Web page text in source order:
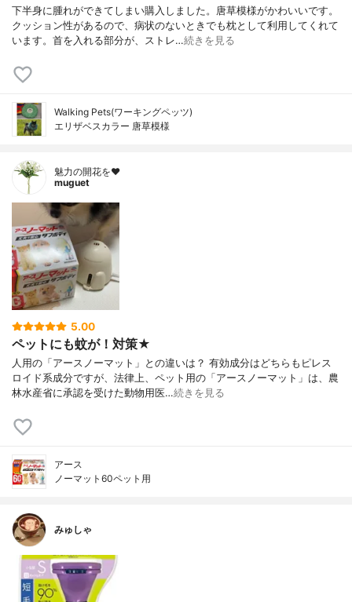
下半身に腫れができてしまい購入しました。唐草模様がかわいいです。
クッション性があるので、病状のないときでも枕として利用してくれて
います。首を入れる部分が、ストレ…続きを見る
Walking Pets(ワーキングペッツ)
エリザベスカラー 唐草模様
魅力の開花を❤︎
muguet
5.00
ペットにも蚊が！対策★
人用の「アースノーマット」との違いは？ 有効成分はどちらもピレス
ロイド系成分ですが、法律上、ペット用の「アースノーマット」は、農
林水産省に承認を受けた動物用医…続きを見る
アース
ノーマット60ペット用
みゅしゃ